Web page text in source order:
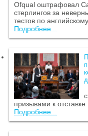
Ofqual оштрафовал
стерлингов за
тестов по
Подробнее...
призывами к отставке
Подробнее...